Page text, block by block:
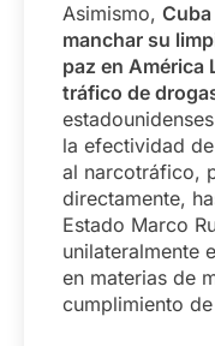
Asimismo,
manchar su
paz en América
tráfico de
la efectividad
al narcotráfico,
directamente,
Estado Marco
unilateralmente
en materias de
cumplimiento